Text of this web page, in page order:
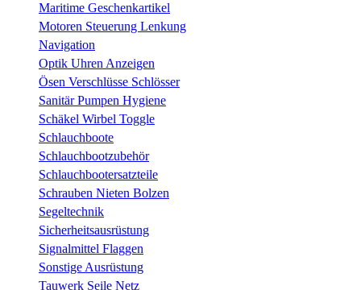
Maritime Geschenkartikel
Motoren Steuerung Lenkung
Navigation
Optik Uhren Anzeigen
Ösen Verschlüsse Schlösser
Sanitär Pumpen Hygiene
Schäkel Wirbel Toggle
Schlauchboote
Schlauchbootzubehör
Schlauchbootersatzteile
Schrauben Nieten Bolzen
Segeltechnik
Sicherheitsausrüstung
Signalmittel Flaggen
Sonstige Ausrüstung
Tauwerk Seile Netz